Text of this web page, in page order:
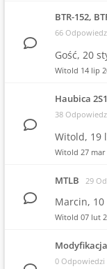
BTR-152,
66
Gość, 20
Witold 14 lip
Haubica
38
Witold, 19
Witold 27 mar
MTLB 29
Marcin,
Witold 07 lut
0 Odpowiedzi